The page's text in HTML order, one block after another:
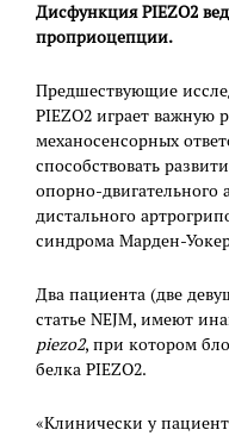
Дисфункция PIEZO2
проприоцепции.
Предшествующие
PIEZO2 играет важную
механосенсорных
способствовать
опорно-двигательного
дистального
синдрома Марден-
Два пациента (две
статье NEJM, имеют
piezo2, при котором
белка PIEZO2.
«Клинически у